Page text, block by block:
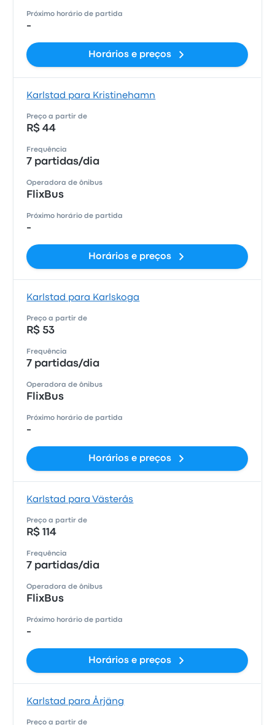
Próximo horário de partida
-
Horários e preços
Karlstad para Kristinehamn
Preço a partir de
R$ 44
Frequência
7 partidas/dia
Operadora de ônibus
FlixBus
Próximo horário de partida
-
Horários e preços
Karlstad para Karlskoga
Preço a partir de
R$ 53
Frequência
7 partidas/dia
Operadora de ônibus
FlixBus
Próximo horário de partida
-
Horários e preços
Karlstad para Västerås
Preço a partir de
R$ 114
Frequência
7 partidas/dia
Operadora de ônibus
FlixBus
Próximo horário de partida
-
Horários e preços
Karlstad para Årjäng
Preço a partir de